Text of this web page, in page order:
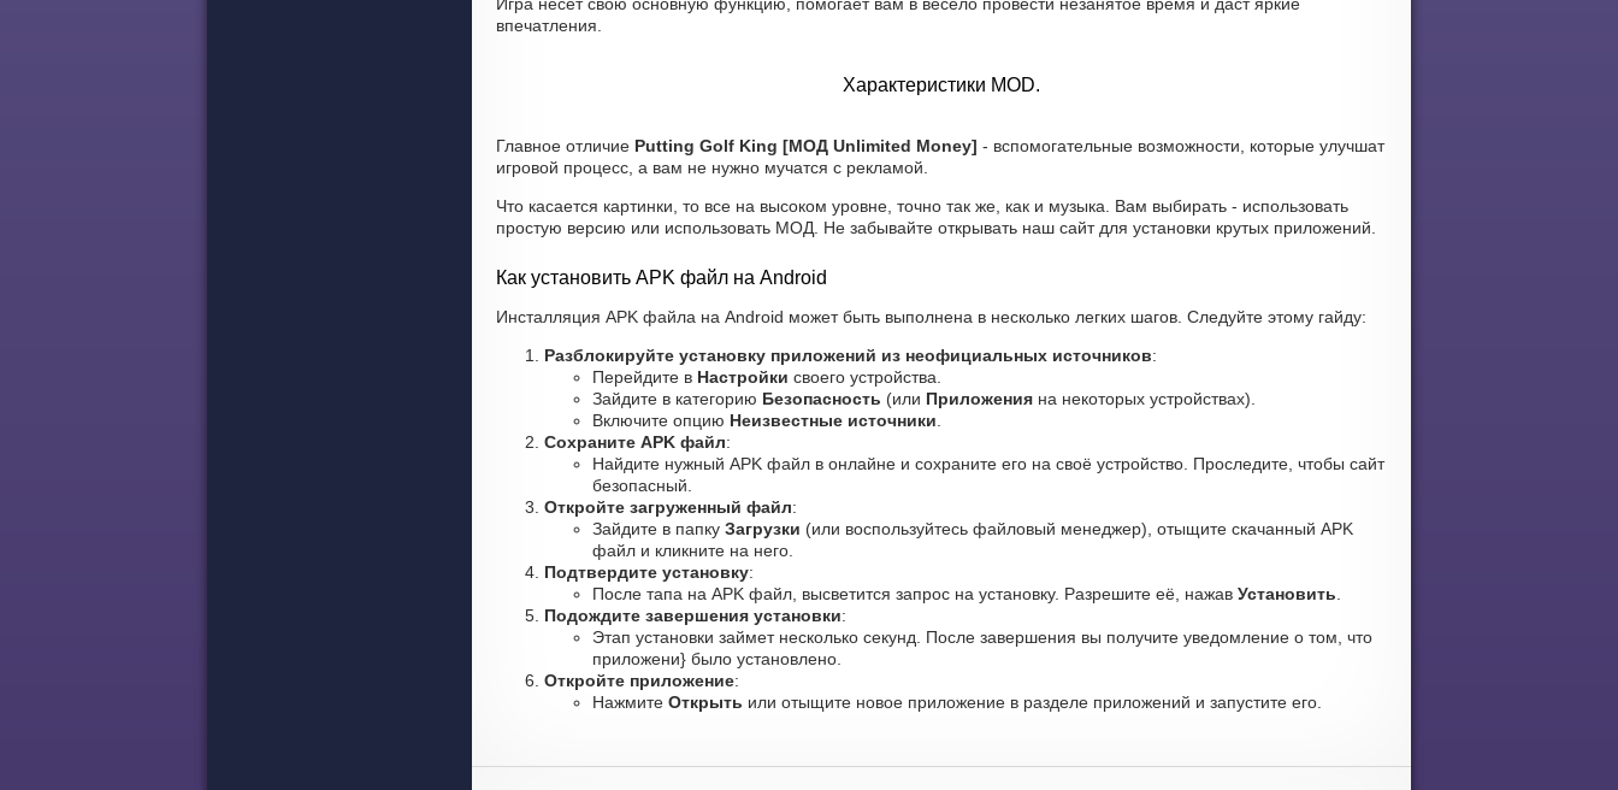
впечатления.
Характеристики MOD.
Главное отличие Putting Golf King [МОД Unlimited Money] - вспомогательные возможности, которые улучшат
игровой процесс, а вам не нужно мучатся с рекламой.
Что касается картинки, то все на высоком уровне, точно так же, как и музыка. Вам выбирать - использовать
простую версию или использовать МОД. Не забывайте открывать наш сайт для установки крутых приложений.
Как установить APK файл на Android
Инсталляция APK файла на Android может быть выполнена в несколько легких шагов. Следуйте этому гайду:
Разблокируйте установку приложений из неофициальных источников:
Перейдите в Настройки своего устройства.
Зайдите в категорию Безопасность (или Приложения на некоторых устройствах).
Включите опцию Неизвестные источники
Сохраните APK файл:
Найдите нужный APK файл в онлайне и сохраните его на своё устройство. Проследите, чтобы сайт
безопасный.
Откройте загруженный файл:
Зайдите в папку Загрузки (или воспользуйтесь файловый менеджер), отыщите скачанный APK
файл и кликните на него.
Подтвердите установку:
После тапа на APK файл, высветится запрос на установку. Разрешите её, нажав Установить
Подождите завершения установки:
Этап установки займет несколько секунд. После завершения вы получите уведомление о том, что
приложени} было установлено.
Откройте приложение:
Нажмите Открыть или отыщите новое приложение в разделе приложений и запустите его.